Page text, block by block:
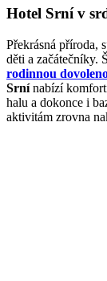
Hotel Srní v
Překrásná příroda,
děti a začátečníky.
rodinnou
Srnínabízí
halu a dokonce i
aktivitám zrovna